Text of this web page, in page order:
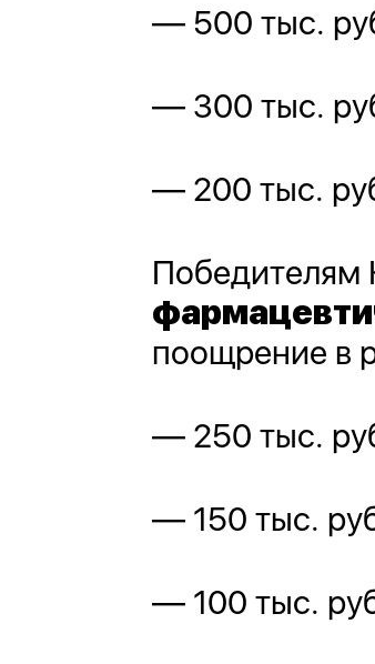
— 500 тыс.
— 300 тыс.
— 200 тыс.
Победителям
поощрение в
— 250 тыс.
— 150 тыс.
— 100 тыс.